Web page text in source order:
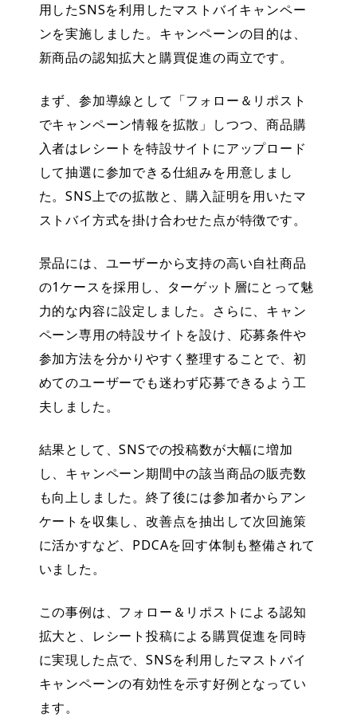
用したSNSを利用したマストバイキャンペー
ンを実施しました。キャンペーンの目的は、
新商品の認知拡大と購買促進の両立です。
まず、参加導線として「フォロー＆リポスト
でキャンペーン情報を拡散」しつつ、商品購
入者はレシートを特設サイトにアップロード
して抽選に参加できる仕組みを用意しまし
た。SNS上での拡散と、購入証明を用いたマ
ストバイ方式を掛け合わせた点が特徴です。
景品には、ユーザーから支持の高い自社商品
の1ケースを採用し、ターゲット層にとって魅
力的な内容に設定しました。さらに、キャン
ペーン専用の特設サイトを設け、応募条件や
参加方法を分かりやすく整理することで、初
めてのユーザーでも迷わず応募できるよう工
夫しました。
結果として、SNSでの投稿数が大幅に増加
し、キャンペーン期間中の該当商品の販売数
も向上しました。終了後には参加者からアン
ケートを収集し、改善点を抽出して次回施策
に活かすなど、PDCAを回す体制も整備されて
いました。
この事例は、フォロー＆リポストによる認知
拡大と、レシート投稿による購買促進を同時
に実現した点で、SNSを利用したマストバイ
キャンペーンの有効性を示す好例となってい
ます。